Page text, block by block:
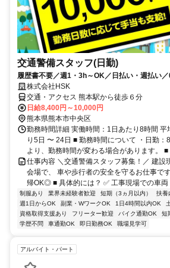
交通警備スタッフ(日勤)
履歴書不要／週1・3h～OK／日払い・週払い
株式会社HSK
交通・アクセス 熊本駅から徒歩６分
日給8,400円～10,000円
熊本県熊本市中央区
勤務時間詳細 実働時間：1日あたり8時間 平
り5日 〜 24日 ■ 勤務時間について ・日勤
より、勤務時間が変わる場合があります。 ■
仕事内容 ＼交通警備スタッフ募集！／ 建設
会場で、 車や歩行者の安全を守るお仕事で
帰OK◎ ■ 具体的には？ ✅ 工事現場での車両
制服あり 業界未経験者歓迎 短期（3ヵ月以内） 扶養
週1日からOK
副業・WワークOK 1日4時間以内OK
資格取得支援あり
フリーター歓迎 バイク通勤OK 短
学歴不問
車通勤OK 即日勤務OK 職場見学可
アルバイト・パート